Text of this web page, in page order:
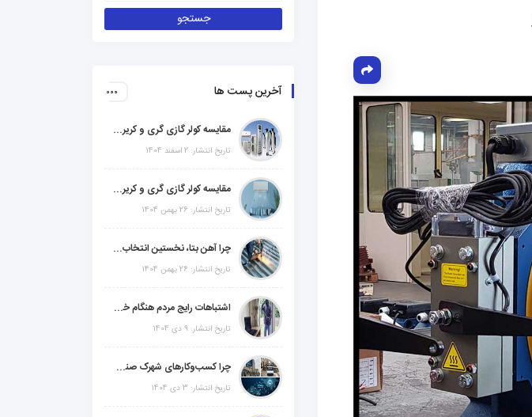
آخرین پست ها
مقایسه کولر گازی گری و کریر و ال جی و جنرال گلد و هایسنس و مدیا و اجنرال
تاریخ انتشار: 2 اسفند 1404
مقایسه کولر گازی گری و کریر و ال جی و جنرال گلد و جنرال شکار و سامسونگ و یونیوا
تاریخ انتشار: 26 بهمن 1404
چرا آهن بتا، نخستین انتخاب برای گل میخ عرشه فولادی در ایران است؟
تاریخ انتشار: 26 بهمن 1404
اشتباهات رایج مردم هنگام خرید دزدگیر منزل
تاریخ انتشار: 9 دی 1404
چرا کسب‌وکارهای شهرک صنعتی چهاردانگه فوراً به طراحی سایت نیاز دارند؟
تاریخ انتشار: 3 دی 1404